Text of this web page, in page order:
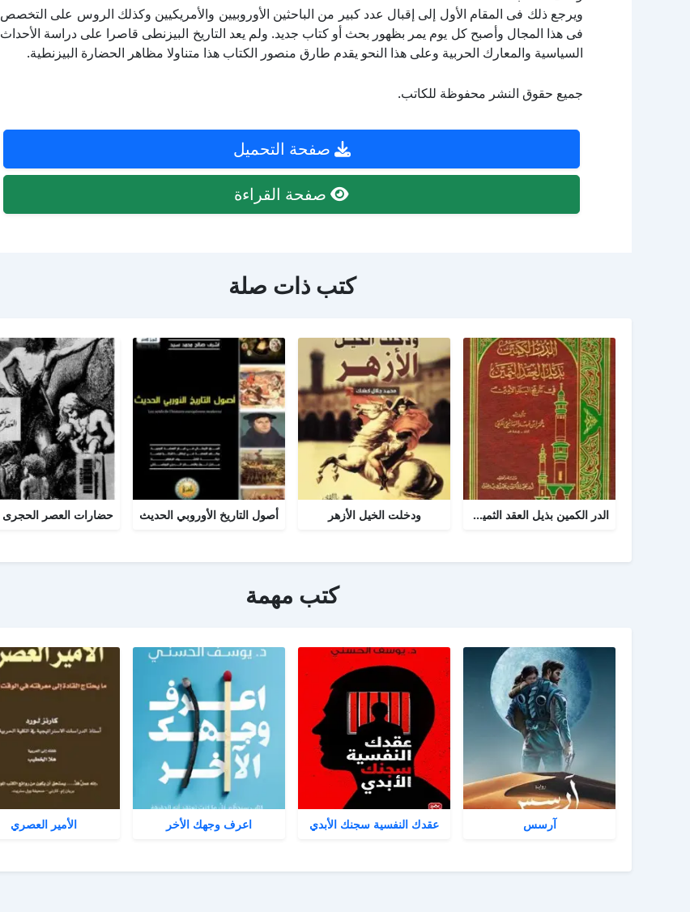
ويرجع ذلك فى المقام الأول إلى إقبال عدد كبير من الباحثين الأوروبيين والأمريكيين وكذلك الروس على التخصص
فى هذا المجال وأصبح كل يوم يمر بظهور بحث أو كتاب جديد. ولم يعد التاريخ البيزنطى قاصرا على دراسة الأحداث
السياسية والمعارك الحربية وعلى هذا النحو يقدم طارق منصور الكتاب هذا متناولا مظاهر الحضارة البيزنطية.
جميع حقوق النشر محفوظة للكاتب.
صفحة التحميل
صفحة القراءة
كتب ذات صلة
الدر الكمين بذيل العقد الثمين في تاريخ البلد الأمين ودخلت الخيل الأزهر أصول التاريخ الأوروبي الحديث
كتب مهمة
آرسس عقدك النفسية سجنك الأبدي اعرف وجهك الأخر الأمير العصري